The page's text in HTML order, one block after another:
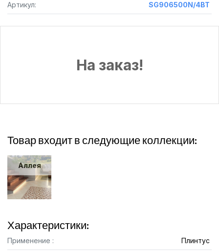
Артикул: SG906500N/4BT
На заказ!
Товар входит в следующие коллекции:
Аллея
Характеристики:
Применение : Плинтус